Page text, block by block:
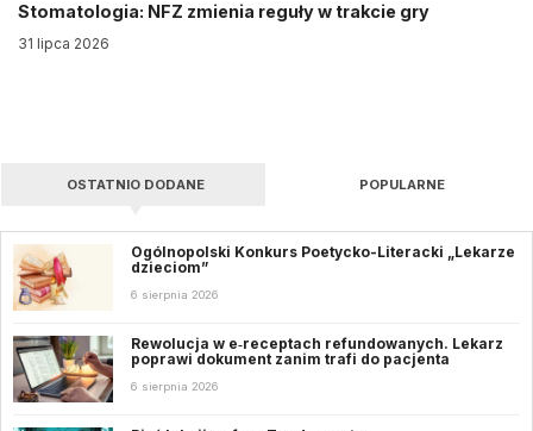
Stomatologia: NFZ zmienia reguły w trakcie gry
31 lipca 2026
OSTATNIO DODANE POPULARNE
Ogólnopolski Konkurs Poetycko-Literacki „Lekarze
dzieciom”
6 sierpnia 2026
Rewolucja w e‑receptach refundowanych. Lekarz
poprawi dokument zanim trafi do pacjenta
6 sierpnia 2026